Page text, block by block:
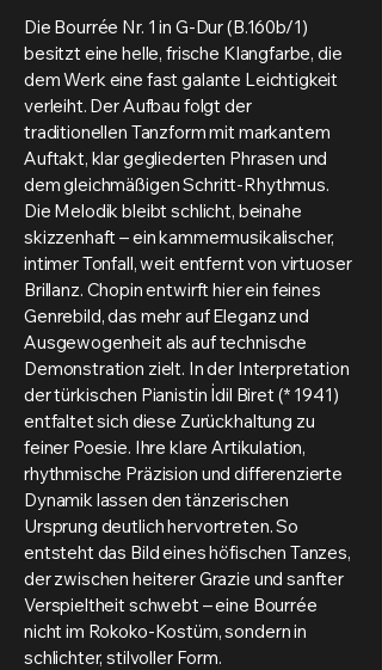
Die Bourrée Nr. 1 in G-Dur (B.160b/1)
besitzt eine helle, frische Klangfarbe, die
dem Werk eine fast galante Leichtigkeit
verleiht. Der Aufbau folgt der
traditionellen Tanzform mit markantem
Auftakt, klar gegliederten Phrasen und
dem gleichmäßigen Schritt-Rhythmus.
Die Melodik bleibt schlicht, beinahe
skizzenhaft – ein kammermusikalischer,
intimer Tonfall, weit entfernt von virtuoser
Brillanz. Chopin entwirft hier ein feines
Genrebild, das mehr auf Eleganz und
Ausgewogenheit als auf technische
Demonstration zielt. In der Interpretation
der türkischen Pianistin İdil Biret (* 1941)
entfaltet sich diese Zurückhaltung zu
feiner Poesie. Ihre klare Artikulation,
rhythmische Präzision und differenzierte
Dynamik lassen den tänzerischen
Ursprung deutlich hervortreten. So
entsteht das Bild eines höfischen Tanzes,
der zwischen heiterer Grazie und sanfter
Verspieltheit schwebt – eine Bourrée
nicht im Rokoko-Kostüm, sondern in
schlichter, stilvoller Form.